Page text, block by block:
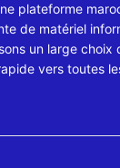
plateforme
de matériel
un large choix
vers toutes